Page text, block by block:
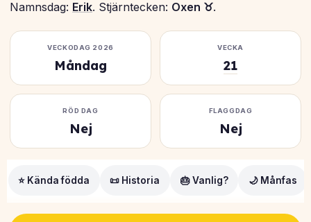
Namnsdag: Erik. Stjärntecken: Oxen ♉.
VECKODAG 2026
Måndag
VECKA
21
RÖD DAG
Nej
FLAGGDAG
Nej
⭐ Kända födda 📜 Historia 🎂 Vanlig? 🌙 Månfas